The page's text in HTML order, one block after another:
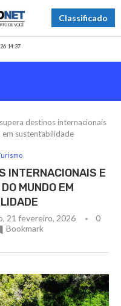
Classificado
14:37
destinos internacionais
sustentabilidade
INTERNACIONAIS E
MUNDO EM
21 fevereiro, 2026
0
Bookmark